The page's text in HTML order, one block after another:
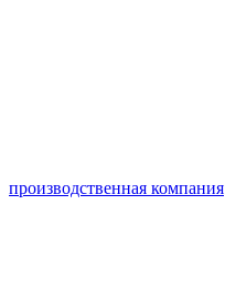
производственная компания